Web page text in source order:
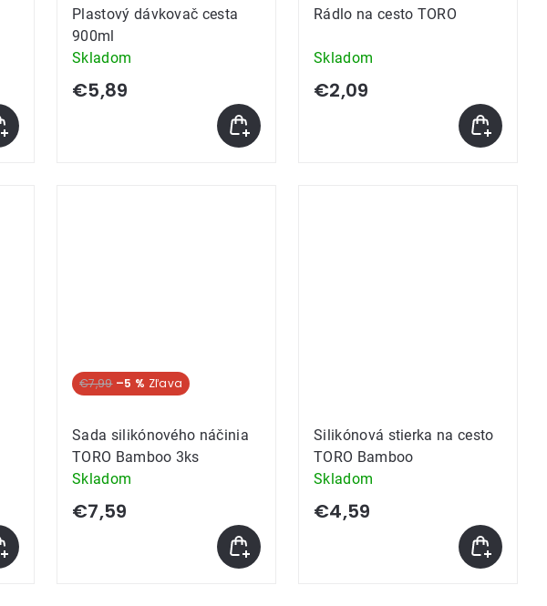
Plastový dávkovač cesta
900ml
Skladom
€5,89
Rádlo na cesto TORO
Skladom
€2,09
€7,99 –5 %
Sada silikónového náčinia
TORO Bamboo 3ks
Skladom
€7,59
Silikónová stierka na cesto
TORO Bamboo
Skladom
€4,59